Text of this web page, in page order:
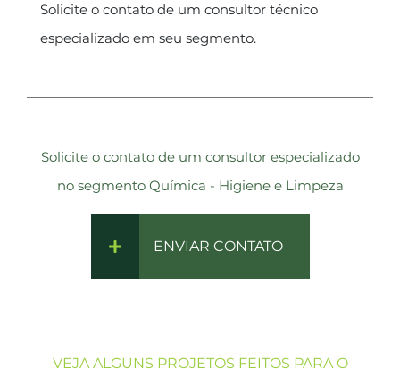
Solicite o contato de um consultor técnico
especializado em seu segmento.
Solicite o contato de um consultor especializado
no segmento Química - Higiene e Limpeza
ENVIAR CONTATO
VEJA ALGUNS PROJETOS FEITOS PARA O